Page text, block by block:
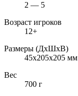
2 — 5
Возраст игроков
12+
Размеры (ДxШxВ)
45x205x205 мм
Вес
700 г